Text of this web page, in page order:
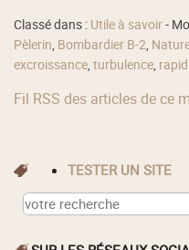
Classé dans : Utile à savoir-
Pèlerin, Bombardier B-2,
excroissance,turbulence,
Fil RSS des articles de ce
TESTER UN SITE